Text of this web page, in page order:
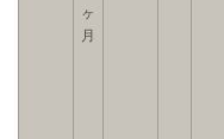
ヶ
月